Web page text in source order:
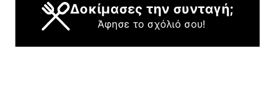
Δοκίμασες την συνταγή;
Άφησε το σχόλιό σου!